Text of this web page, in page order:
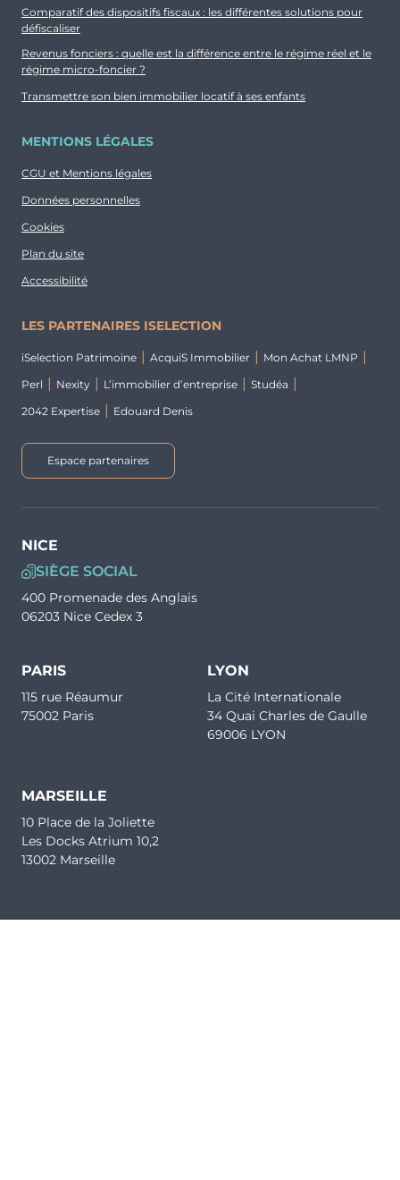
Comparatif des dispositifs fiscaux : les différentes solutions pour
défiscaliser
Revenus fonciers : quelle est la différence entre le régime réel et le
régime micro-foncier ?
Transmettre son bien immobilier locatif à ses enfants
MENTIONS LÉGALES
CGU et Mentions légales
Données personnelles
Cookies
Plan du site
Accessibilité
LES PARTENAIRES ISELECTION
iSelection Patrimoine AcquiS Immobilier
Mon Achat LMNP
Perl
Nexity L’immobilier d’entreprise
Studéa
2042 Expertise
Edouard Denis
Espace partenaires
NICE
SIÈGE SOCIAL
400 Promenade des Anglais
06203 Nice Cedex 3
PARIS
115 rue Réaumur
75002 Paris
LYON
La Cité Internationale
34 Quai Charles de Gaulle
69006 LYON
MARSEILLE
10 Place de la Joliette
Les Docks Atrium 10,2
13002 Marseille